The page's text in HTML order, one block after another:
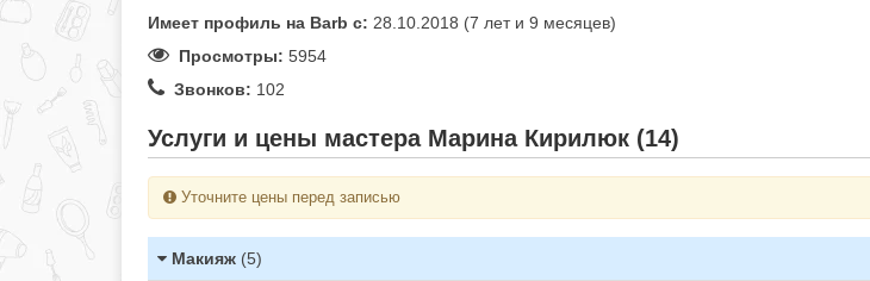
Имеет профиль на Barb c: 28.10.2018 (7 лет и 9 месяцев)
Просмотры: 5954
Звонков: 102
Услуги и цены мастера Марина Кирилюк (14)
Уточните цены перед записью
Макияж (5)